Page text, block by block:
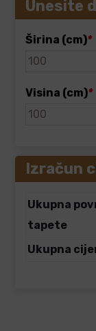
Unesite
Širina (cm)*
Visina (cm)*
Izračun
Ukupna
tapete
Ukupna